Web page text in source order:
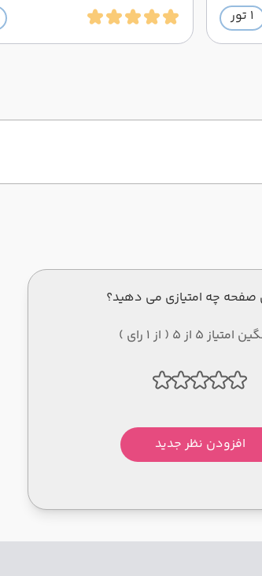
1 تور
صفحه چه امتیازی می دهید؟
5 از 5 ( از 1 رای )
افزودن نظر جدید